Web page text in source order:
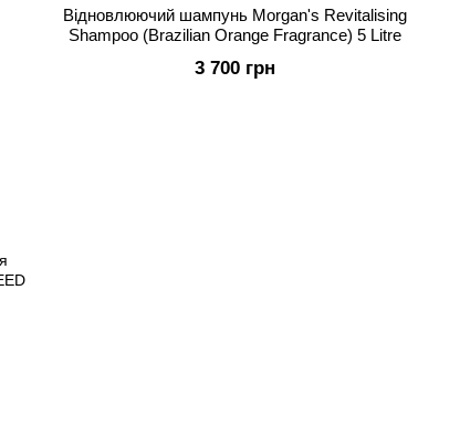
Відновлюючий шампунь Morgan's Revitalising
Shampoo (Brazilian Orange Fragrance) 5 Litre
3 700 грн